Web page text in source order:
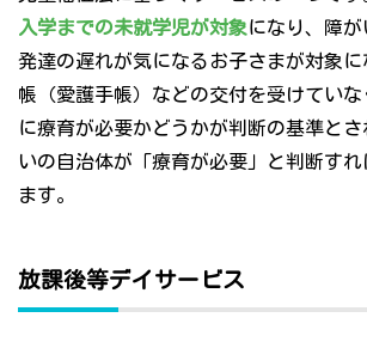
入学までの未就学児が対象になり、障が
発達の遅れが気になるお子さまが対象
帳（愛護手帳）などの交付を受けてい
に療育が必要かどうかが判断の基準と
いの自治体が「療育が必要」と判断す
ます。
放課後等デイサービス